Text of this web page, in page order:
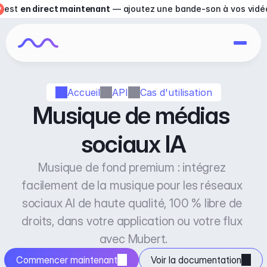
Accueil API Cas d'utilisation
Musique de médias
sociaux IA
Musique de fond premium : intégrez
facilement de la musique pour les réseaux
sociaux AI de haute qualité, 100 % libre de
droits, dans votre application ou votre flux
avec Mubert.
Commencer maintenant Voir la documentation
est en direct maintenant — ajoutez une bande-son à vos